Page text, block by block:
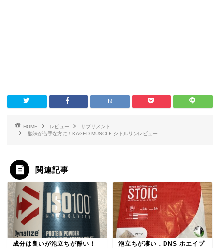
HOME レビュー
サプリメント
酸味が苦手な方に！KAGED MUSCLE シトルリンレビュー
関連記事
成分は良いが泡立ちが酷い！
泡立ちが凄い．DNS ホエイプ